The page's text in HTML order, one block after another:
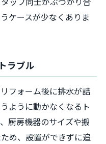
ケースが少なくありま
ラブル
フォーム後に排水が詰
ように動かなくなるト
厨房機器のサイズや搬
め、設置ができずに追